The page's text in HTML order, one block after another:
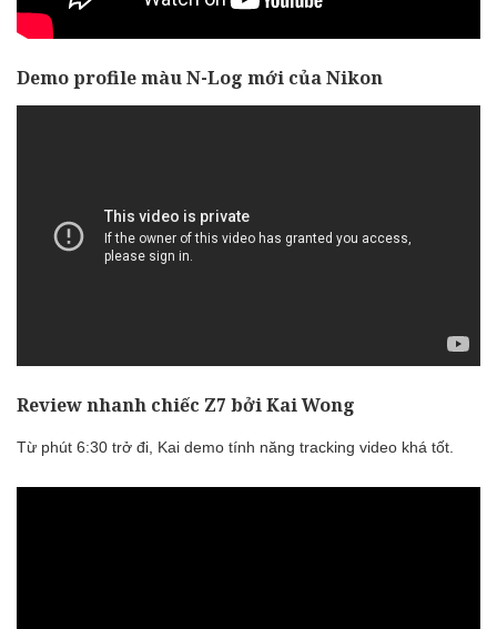
Demo profile màuN-Log mới của Nikon
Review nhanh chiếc Z7 bởi Kai Wong
Từ phút 6:30 trở đi, Kai demo tính năng tracking video khá tốt.